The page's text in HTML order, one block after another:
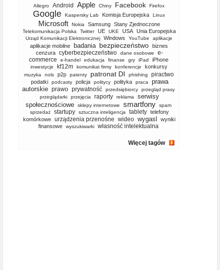
Allegro Android Apple Chiny Facebook Firefox
Google Kaspersky Lab Komisja Europejska Linux
Microsoft Nokia Samsung Stany Zjednoczone
Telekomunikacja Polska Twitter UE UKE USA Unia Europejska
Urząd Komunikacji Elektronicznej Windows YouTube aplikacje
aplikacje mobilne badania bezpieczeństwo biznes
cenzura cyberbezpieczeństwo dane osobowe
e-
commerce
e-handel edukacja finanse gry iPad iPhone
inwestycje kf12m komunikat firmy konferencje konkursy
muzyka nols p2p patenty patronat DI phishing piractwo
podatki podcasty policja politycy polityka praca
prawa
autorskie prawo prywatność przedsiębiorcy
przegląd prasy
przeglądarki
przejęcia raporty reklama
serwisy
społecznościowe
sklepy internetowe smartfony
spam
sprzedaż
startupy sztuczna inteligencja tablety telefony
komórkowe
urządzenia przenośne wideo wygasl
wyniki
finansowe
wyszukiwarki własność intelektualna
Więcej tagów